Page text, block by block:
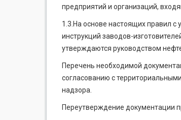
предприятий и организаций,
1.3.На основе настоящих правил с
инструкций заводов-
утверждаются руководством
Перечень необходимой
согласованию с
надзора.
Переутверждение документации